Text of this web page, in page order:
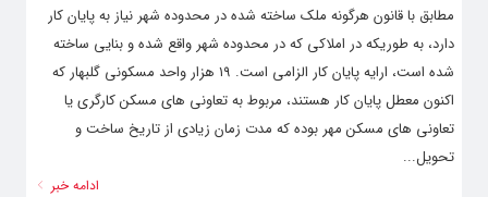
مطابق با قانون هرگونه ملک ساخته شده در محدوده شهر نیاز به پایان کار
دارد، به طوریکه در املاکی که در محدوده شهر واقع شده و بنایی ساخته
شده است، ارایه پایان کار الزامی است. ۱۹ هزار واحد مسکونی گلبهار که
اکنون معطل پایان کار هستند، مربوط به تعاونی های مسکن کارگری یا
تعاونی های مسکن مهر بوده که مدت زمان زیادی از تاریخ ساخت و
تحویل...
ادامه خبر